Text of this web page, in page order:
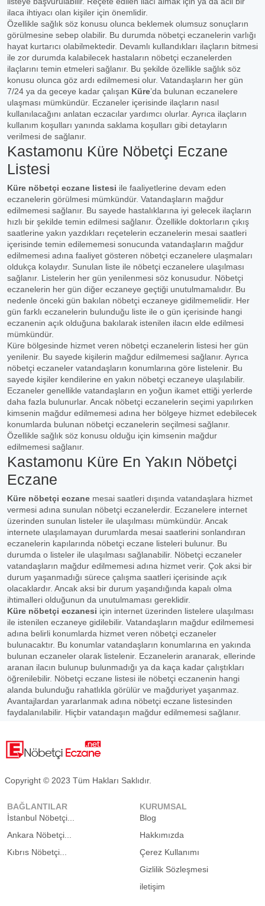
ilaca ihtiyacı olan kişiler için önemlidir.
Özellikle sağlık söz konusu olunca beklemek olumsuz sonuçların
görülmesine sebep olabilir. Bu durumda nöbetçi eczanelerin varlığı
hayat kurtarıcı olabilmektedir. Devamlı kullandıkları ilaçların bitmesi
ile zor durumda kalabilecek hastaların nöbetçi eczanelerden
ilaçlarını temin etmeleri sağlanır. Bu şekilde özellikle sağlık söz
konusu olunca göz ardı edilmemesi olur. Vatandaşların her gün
7/24 ya da geceye kadar çalışan Küre’da bulunan eczanelere
ulaşması mümkündür. Eczaneler içerisinde ilaçların nasıl
kullanılacağını anlatan eczacılar yardımcı olurlar. Ayrıca ilaçların
kullanım koşulları yanında saklama koşulları gibi detayların
verilmesi de sağlanır.
Kastamonu Küre Nöbetçi Eczane
Listesi
Küre nöbetçi eczane listesi ile faaliyetlerine devam eden
eczanelerin görülmesi mümkündür. Vatandaşların mağdur
edilmemesi sağlanır. Bu sayede hastalıklarına iyi gelecek ilaçların
hızlı bir şekilde temin edilmesi sağlanır. Özellikle doktorların çıkış
saatlerine yakın yazdıkları reçetelerin eczanelerin mesai saatleri
içerisinde temin edilememesi sonucunda vatandaşların mağdur
edilmemesi adına faaliyet gösteren nöbetçi eczanelere ulaşmaları
oldukça kolaydır. Sunulan liste ile nöbetçi eczanelere ulaşılması
sağlanır. Listelerin her gün yenilenmesi söz konusudur. Nöbetçi
eczanelerin her gün diğer eczaneye geçtiği unutulmamalıdır. Bu
nedenle önceki gün bakılan nöbetçi eczaneye gidilmemelidir. Her
gün farklı eczanelerin bulunduğu liste ile o gün içerisinde hangi
eczanenin açık olduğuna bakılarak istenilen ilacın elde edilmesi
mümkündür.
Küre bölgesinde hizmet veren nöbetçi eczanelerin listesi her gün
yenilenir. Bu sayede kişilerin mağdur edilmemesi sağlanır. Ayrıca
nöbetçi eczaneler vatandaşların konumlarına göre listelenir. Bu
sayede kişiler kendilerine en yakın nöbetçi eczaneye ulaşılabilir.
Eczaneler genellikle vatandaşların en yoğun ikamet ettiği yerlerde
daha fazla bulunurlar. Ancak nöbetçi eczanelerin seçimi yapılırken
kimsenin mağdur edilmemesi adına her bölgeye hizmet edebilecek
konumlarda bulunan nöbetçi eczanelerin seçilmesi sağlanır.
Özellikle sağlık söz konusu olduğu için kimsenin mağdur
edilmemesi sağlanır.
Kastamonu Küre En Yakın Nöbetçi
Eczane
Küre nöbetçi eczane mesai saatleri dışında vatandaşlara hizmet
vermesi adına sunulan nöbetçi eczanelerdir. Eczanelere internet
üzerinden sunulan listeler ile ulaşılması mümkündür. Ancak
internete ulaşılamayan durumlarda mesai saatlerini sonlandıran
eczanelerin kapılarında nöbetçi eczane listeleri bulunur. Bu
durumda o listeler ile ulaşılması sağlanabilir. Nöbetçi eczaneler
vatandaşların mağdur edilmemesi adına hizmet verir. Çok aksi bir
durum yaşanmadığı sürece çalışma saatleri içerisinde açık
olacaklardır. Ancak aksi bir durum yaşandığında kapalı olma
ihtimalleri olduğunun da unutulmaması gereklidir.
Küre nöbetçi eczanesi için internet üzerinden listelere ulaşılması
ile istenilen eczaneye gidilebilir. Vatandaşların mağdur edilmemesi
adına belirli konumlarda hizmet veren nöbetçi eczaneler
bulunacaktır. Bu konumlar vatandaşların konumlarına en yakında
bulunan eczaneler olarak listelenir. Eczanelerin aranarak, ellerinde
aranan ilacın bulunup bulunmadığı ya da kaça kadar çalıştıkları
öğrenilebilir. Nöbetçi eczane listesi ile nöbetçi eczanenin hangi
alanda bulunduğu rahatlıkla görülür ve mağduriyet yaşanmaz.
Avantajlardan yararlanmak adına nöbetçi eczane listesinden
faydalanılabilir. Hiçbir vatandaşın mağdur edilmemesi sağlanır.
Copyright © 2023 Tüm Hakları Saklıdır.
BAĞLANTILAR
İstanbul Nöbetçi...
Ankara Nöbetçi...
Kıbrıs Nöbetçi...
KURUMSAL
Blog
Hakkımızda
Çerez Kullanımı
Gizlilik Sözleşmesi
iletişim